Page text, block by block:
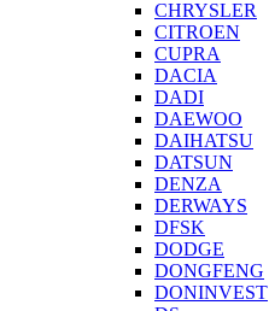
CHRYSLER
CITROEN
CUPRA
DACIA
DADI
DAEWOO
DAIHATSU
DATSUN
DENZA
DERWAYS
DFSK
DODGE
DONGFENG
DONINVEST